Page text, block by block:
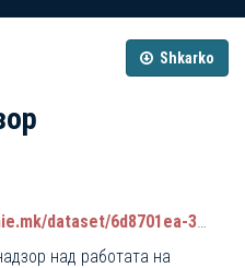
Shkarko
36dc6309-357a-492e-83f4-447555a7ba2d/download/komisiski_sednici.json
над работата на